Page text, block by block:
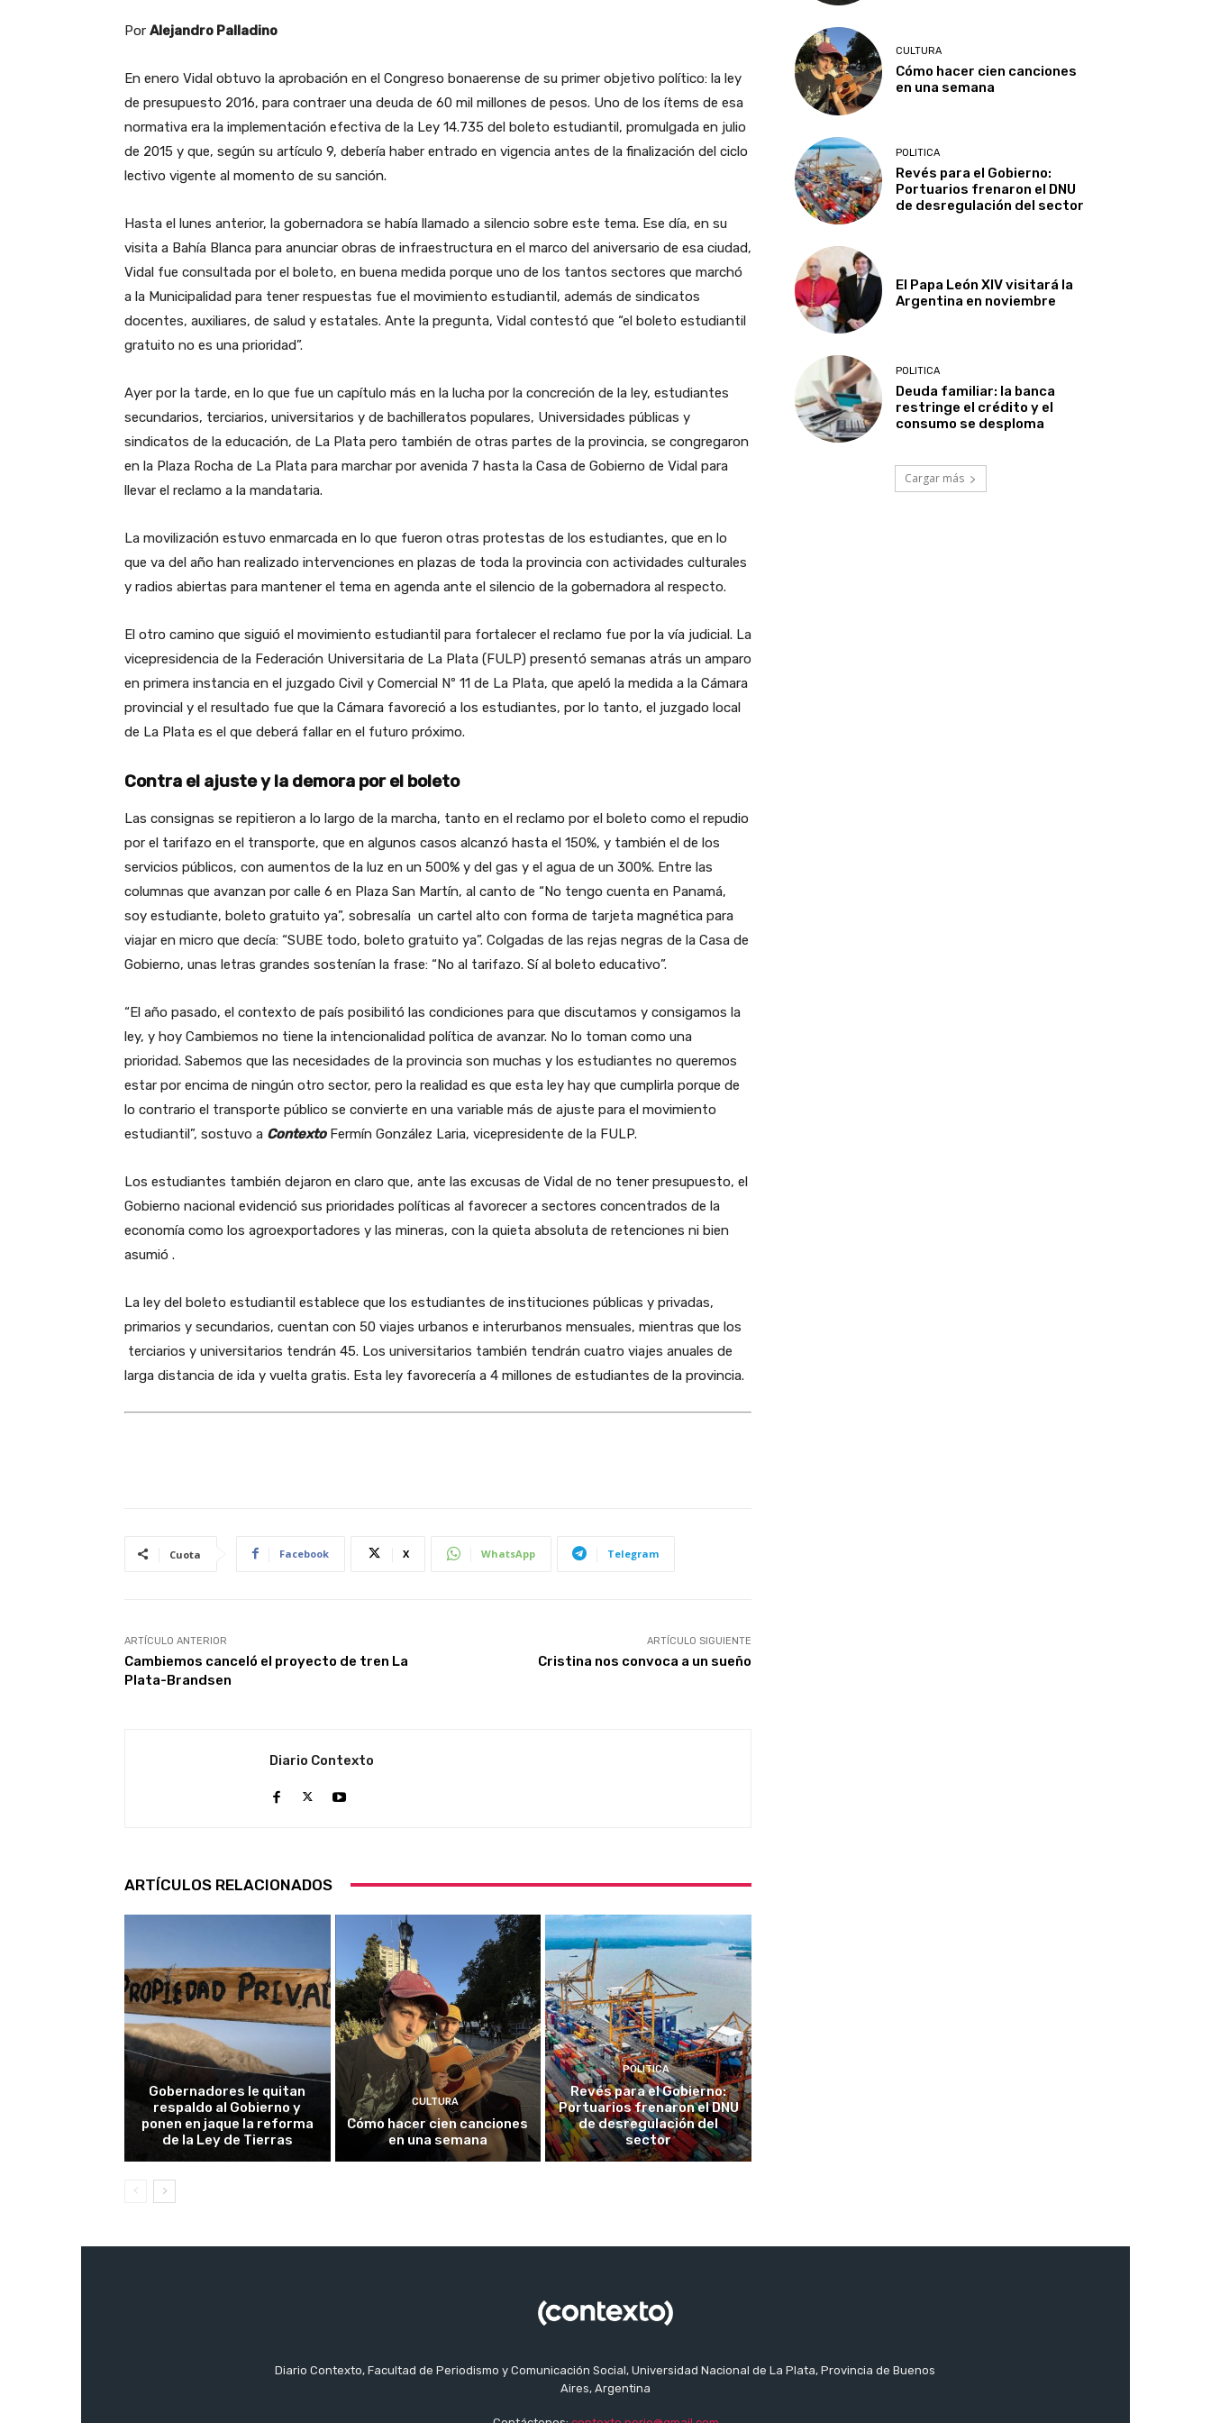
Por Alejandro Palladino
En enero Vidal obtuvo la aprobación en el Congreso bonaerense de su primer objetivo político: la ley
de presupuesto 2016, para contraer una deuda de 60 mil millones de pesos. Uno de los ítems de esa
normativa era la implementación efectiva de la Ley 14.735 del boleto estudiantil, promulgada en julio
de 2015 y que, según su artículo 9, debería haber entrado en vigencia antes de la finalización del ciclo
lectivo vigente al momento de su sanción.
Hasta el lunes anterior, la gobernadora se había llamado a silencio sobre este tema. Ese día, en su
visita a Bahía Blanca para anunciar obras de infraestructura en el marco del aniversario de esa ciudad,
Vidal fue consultada por el boleto, en buena medida porque uno de los tantos sectores que marchó
a la Municipalidad para tener respuestas fue el movimiento estudiantil, además de sindicatos
docentes, auxiliares, de salud y estatales. Ante la pregunta, Vidal contestó que “el boleto estudiantil
gratuito no es una prioridad”.
Ayer por la tarde, en lo que fue un capítulo más en la lucha por la concreción de la ley, estudiantes
secundarios, terciarios, universitarios y de bachilleratos populares, Universidades públicas y
sindicatos de la educación, de La Plata pero también de otras partes de la provincia, se congregaron
en la Plaza Rocha de La Plata para marchar por avenida 7 hasta la Casa de Gobierno de Vidal para
llevar el reclamo a la mandataria.
La movilización estuvo enmarcada en lo que fueron otras protestas de los estudiantes, que en lo
que va del año han realizado intervenciones en plazas de toda la provincia con actividades culturales
y radios abiertas para mantener el tema en agenda ante el silencio de la gobernadora al respecto.
El otro camino que siguió el movimiento estudiantil para fortalecer el reclamo fue por la vía judicial. La
vicepresidencia de la Federación Universitaria de La Plata (FULP) presentó semanas atrás un amparo
en primera instancia en el juzgado Civil y Comercial Nº 11 de La Plata, que apeló la medida a la Cámara
provincial y el resultado fue que la Cámara favoreció a los estudiantes, por lo tanto, el juzgado local
de La Plata es el que deberá fallar en el futuro próximo.
Contra el ajuste y la demora por el boleto
Las consignas se repitieron a lo largo de la marcha, tanto en el reclamo por el boleto como el repudio
por el tarifazo en el transporte, que en algunos casos alcanzó hasta el 150%, y también el de los
servicios públicos, con aumentos de la luz en un 500% y del gas y el agua de un 300%. Entre las
columnas que avanzan por calle 6 en Plaza San Martín, al canto de “No tengo cuenta en Panamá,
soy estudiante, boleto gratuito ya”, sobresalía un cartel alto con forma de tarjeta magnética para
viajar en micro que decía: “SUBE todo, boleto gratuito ya”. Colgadas de las rejas negras de la Casa de
Gobierno, unas letras grandes sostenían la frase: “No al tarifazo. Sí al boleto educativo”.
“El año pasado, el contexto de país posibilitó las condiciones para que discutamos y consigamos la
ley, y hoy Cambiemos no tiene la intencionalidad política de avanzar. No lo toman como una
prioridad. Sabemos que las necesidades de la provincia son muchas y los estudiantes no queremos
estar por encima de ningún otro sector, pero la realidad es que esta ley hay que cumplirla porque de
lo contrario el transporte público se convierte en una variable más de ajuste para el movimiento
estudiantil”, sostuvo a ContextoFermín González Laria, vicepresidente de la FULP.
Los estudiantes también dejaron en claro que, ante las excusas de Vidal de no tener presupuesto, el
Gobierno nacional evidenció sus prioridades políticas al favorecer a sectores concentrados de la
economía como los agroexportadores y las mineras, con la quieta absoluta de retenciones ni bien
asumió .
La ley del boleto estudiantil establece que los estudiantes de instituciones públicas y privadas,
primarios y secundarios, cuentan con 50 viajes urbanos e interurbanos mensuales, mientras que los
terciarios y universitarios tendrán 45. Los universitarios también tendrán cuatro viajes anuales de
larga distancia de ida y vuelta gratis. Esta ley favorecería a 4 millones de estudiantes de la provincia.
Cuota Facebook X WhatsApp Telegram
ARTÍCULO ANTERIOR
Cambiemos canceló el proyecto de tren La
Plata-Brandsen
ARTÍCULO SIGUIENTE
Cristina nos convoca a un sueño
Diario Contexto
ARTÍCULOS RELACIONADOS
Gobernadores le quitan
respaldo al Gobierno y
ponen en jaque la reforma
de la Ley de Tierras
CULTURA
Cómo hacer cien canciones
en una semana
POLITICA
Revés para el Gobierno:
Portuarios frenaron el DNU
de desregulación del
sector
CULTURA
Cómo hacer cien canciones
en una semana
POLITICA
Revés para el Gobierno:
Portuarios frenaron el DNU
de desregulación del sector
El Papa León XIV visitará la
Argentina en noviembre
POLITICA
Deuda familiar: la banca
restringe el crédito y el
consumo se desploma
Cargar más
Diario Contexto, Facultad de Periodismo y Comunicación Social, Universidad Nacional de La Plata, Provincia de Buenos
Aires, Argentina